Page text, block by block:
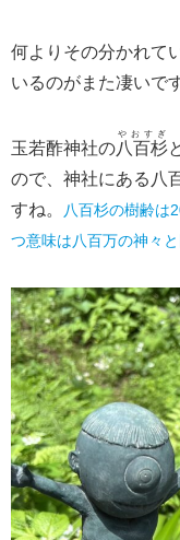
何よりその分かれて
いるのがまた凄いで
玉若酢神社の八百杉
やおすぎ
ので、神社にある八
すね。 八百杉の樹齢は
つ意味は八百万の神々